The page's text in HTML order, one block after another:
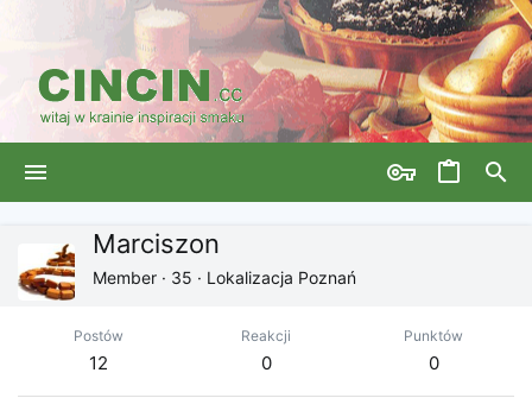
Marciszon
Member · 35 · Lokalizacja Poznań
Postów
12
Reakcji
0
Punktów
0